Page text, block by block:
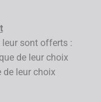
leur sont offerts :
de leur choix
de leur choix